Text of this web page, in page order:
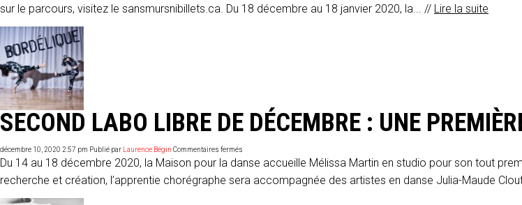
ni
billets,
sur le parcours, visitez le sansmursnibillets.ca. Du 18 décembre au 18 janvier 2020, la... // Lire la suite
SECOND LABO LIBRE DE DÉCEMBRE : UNE
décembre 10, 2020 2:57 pm Publié par Laurence Bégin Commentaires fermés
Labo
de
Du 14 au 18 décembre 2020, la Maison pour la danse accueille Mélissa Martin en studio pour son tout
recherche et création, l’apprentie chorégraphe sera accompagnée des artistes en danse Julia-Maude